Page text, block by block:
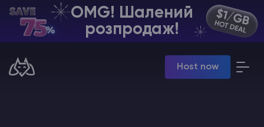
OMG! Шалений
розпродаж!
Host now
UA | USD
Manage your servers & payments